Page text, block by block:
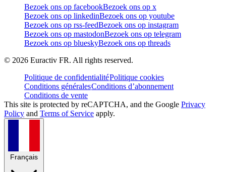
Bezoek ons op facebookBezoek ons op x
Bezoek ons op linkedinBezoek ons op youtube
Bezoek ons op rss-feedBezoek ons op instagram
Bezoek ons op mastodonBezoek ons op telegram
Bezoek ons op blueskyBezoek ons op threads
© 2026 Euractiv FR. All rights reserved.
Politique de confidentialitéPolitique cookies
Conditions généralesConditions d’abonnement
Conditions de vente
This site is protected by reCAPTCHA, and the Google Privacy
Policy and Terms of Service apply.
Français